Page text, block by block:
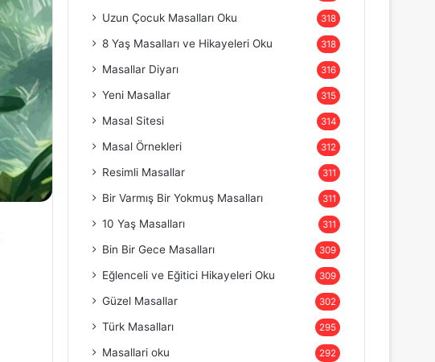
Uzun Çocuk Masalları Oku 318
8 Yaş Masalları ve Hikayeleri Oku 318
Masallar Diyarı 316
Yeni Masallar 315
Masal Sitesi 314
Masal Örnekleri 312
Resimli Masallar 311
Bir Varmış Bir Yokmuş Masalları 311
10 Yaş Masalları 311
Bin Bir Gece Masalları 309
Eğlenceli ve Eğitici Hikayeleri Oku 309
Güzel Masallar 302
Türk Masalları 295
Masallari oku 292